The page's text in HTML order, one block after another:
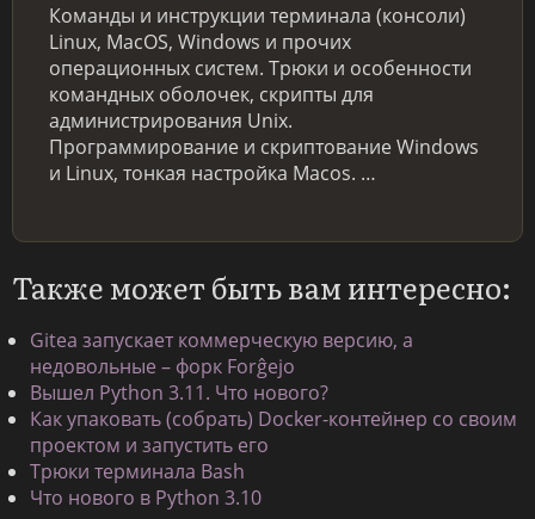
Команды и инструкции терминала (консоли)
Linux, MacOS, Windows и прочих
операционных систем. Трюки и особенности
командных оболочек, скрипты для
администрирования Unix.
Программирование и скриптование Windows
и Linux, тонкая настройка Macos. …
Также может быть вам интересно:
Gitea запускает коммерческую версию, а
недовольные – форк Forĝejo
Вышел Python 3.11. Что нового?
Как упаковать (собрать) Docker-контейнер со своим
проектом и запустить его
Трюки терминала Bash
Что нового в Python 3.10